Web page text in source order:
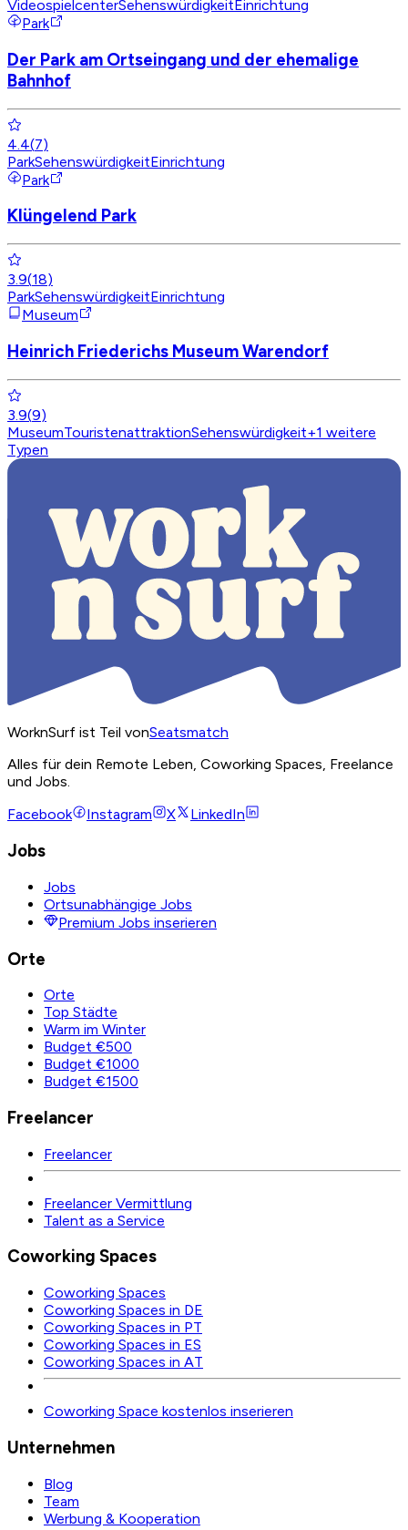
VideospielcenterSehenswürdigkeit Einrichtung
Park
Der Park am Ortseingang und der ehemalige
Bahnhof
4.4(7)
ParkSehenswürdigkeitEinrichtung
Park
Klüngelend Park
3.9(18)
ParkSehenswürdigkeitEinrichtung
Museum
Heinrich Friederichs Museum Warendorf
3.9(9)
MuseumTouristenattraktionSehenswürdigkeit+1 weitere
Typen
WorknSurf ist Teil vonSeatsmatch
Alles für dein Remote Leben, Coworking Spaces, Freelance
und Jobs.
Facebook
Instagram X LinkedIn
Jobs
Jobs
Ortsunabhängige Jobs
Premium Jobs inserieren
Orte
Orte
Top Städte
Warm im Winter
Budget €500
Budget €1000
Budget €1500
Freelancer
Freelancer
Freelancer Vermittlung
Talent as a Service
Coworking Spaces
Coworking Spaces
Coworking Spaces in DE
Coworking Spaces in PT
Coworking Spaces in ES
Coworking Spaces in AT
Coworking Space kostenlos inserieren
Unternehmen
Blog
Team
Werbung & Kooperation